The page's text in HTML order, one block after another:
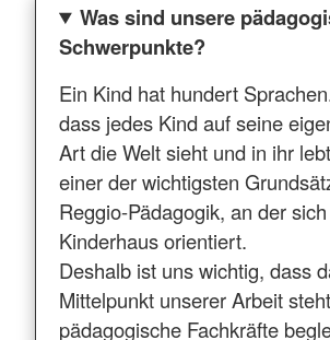
Was sind unsere
Schwerpunkte?
Ein Kind hat hundert
dass jedes Kind auf seine
Art die Welt sieht und in ihr
einer der wichtigsten
Reggio-Pädagogik, an der
Kinderhaus orientiert.
Deshalb ist uns wichtig, dass
Mittelpunkt unserer Arbeit
pädagogische Fachkräfte